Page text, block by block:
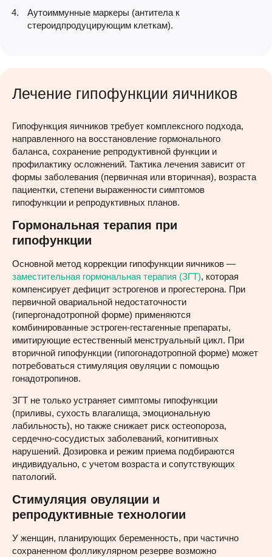
Аутоиммунные маркеры (антитела к
стероидпродуцирующим клеткам).
Лечение гипофункции яичников
Гипофункция яичников требует комплексного подхода,
направленного на восстановление гормонального
баланса, сохранение репродуктивной функции и
профилактику осложнений. Тактика лечения зависит от
формы заболевания (первичная или вторичная), возраста
пациентки, степени выраженности симптомов
гипофункции и репродуктивных планов.
Гормональная терапия при
гипофункции
Основной метод коррекции гипофункции яичников —
заместительная гормональная терапия (ЗГТ), которая
компенсирует дефицит эстрогенов и прогестерона. При
первичной овариальной недостаточности
(гипергонадотропной форме) применяются
комбинированные эстроген-гестагенные препараты,
имитирующие естественный менструальный цикл. При
вторичной гипофункции (гипогонадотропной форме) может
потребоваться стимуляция овуляции с помощью
гонадотропинов.
ЗГТ не только устраняет симптомы гипофункции
(приливы, сухость влагалища, эмоциональную
лабильность), но также снижает риск остеопороза,
сердечно-сосудистых заболеваний, когнитивных
нарушений. Дозировка и режим приема подбираются
индивидуально, с учетом возраста и сопутствующих
патологий.
Стимуляция овуляции и
репродуктивные технологии
У женщин, планирующих беременность, при частично
сохраненном фолликулярном резерве возможно